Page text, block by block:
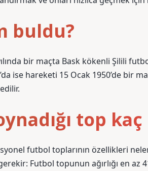
buldu?
bir maçta Bask kökenli Şilili
ise hareketi 15 Ocak 1950’de bir
top kaç
futbol toplarının özellikleri
Futbol topunun ağırlığı en az